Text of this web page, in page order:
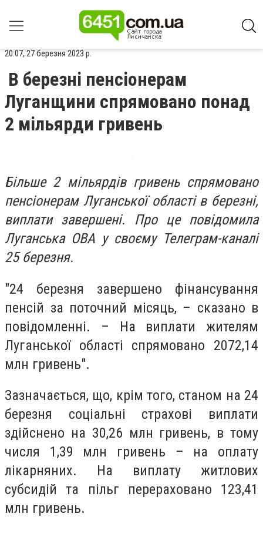
20:07, 27 березня 2023 р.
В березні пенсіонерам
Луганщини спрямовано понад
2 мільярди гривень
Більше 2 мільярдів гривень спрямовано
пенсіонерам Луганської області в березні,
виплати завершені. Про це повідомила
Луганська ОВА у своєму Телеграм-каналі
25 березня.
"24 березня завершено фінансування
пенсій за поточний місяць, – сказано в
повідомленні. – На виплати жителям
Луганської області спрямовано 2072,14
млн гривень".
Зазначається, що, крім того, станом на 24
березня соціальні страхові виплати
здійснено на 30,26 млн гривень, в тому
числя 1,39 млн гривень – на оплату
лікарняних. На виплату житлових
субсидій та пільг перераховано 123,41
млн гривень.